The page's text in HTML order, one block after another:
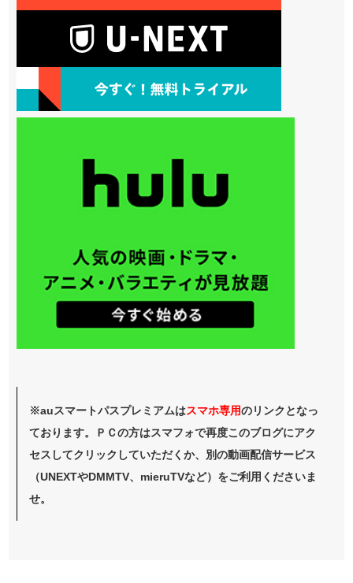
※auスマートパスプレミアムはスマホ専用のリンクとなっ
ております。ＰＣの方はスマフォで再度このブログにアク
セスしてクリックしていただくか、別の動画配信サービス
（UNEXTやDMMTV、mieruTVなど）をご利用くださいま
せ。